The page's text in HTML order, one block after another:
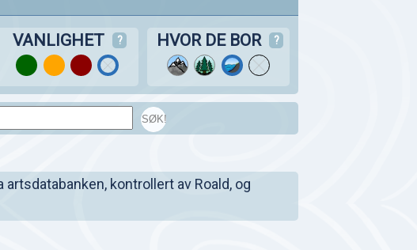
VANLIGHET ? HVOR DE BOR ?
SØK!
kontrollert av Roald, og